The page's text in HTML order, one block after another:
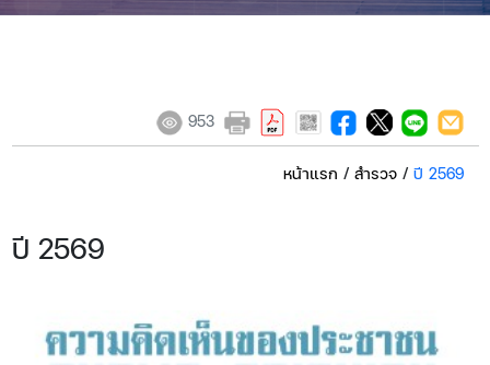
953
หน้าแรก / สำรวจ/ ปี 25​​​69
ปี 25​​​69